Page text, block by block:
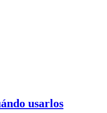
usarlos